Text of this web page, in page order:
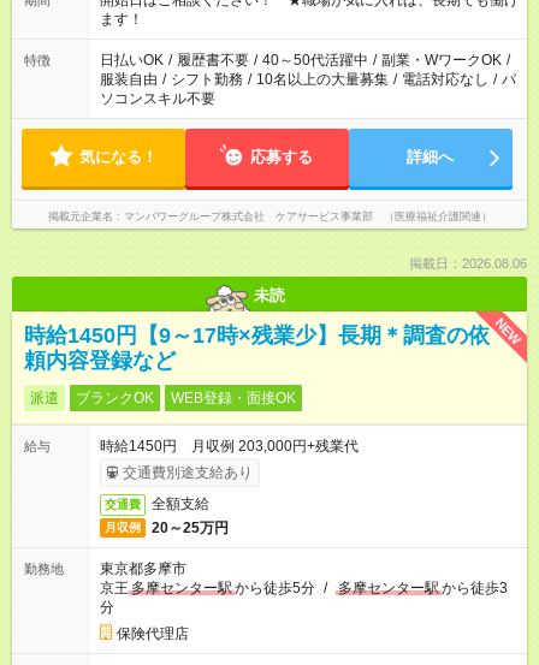
間以上勤務は社会保険への加入対象となります ※労働者派遣法
（日雇い派遣の原則禁止）により、短時間・短期間の就業はご
案内が難しい場合があります
ます！
特徴 日払いOK / 履歴書不要 / 40～50代活躍中 / 副業・WワークOK /
服装自由 / シフト勤務 / 10名以上の大量募集 / 電話対応なし / パ
ソコンスキル不要
気になる！ 応募する 詳細へ
掲載元企業名 マンパワーグループ株式会社 ケアサービス事業部 （医療福祉介護関連）
掲載日：2026.08.06
未読
NEW
時給1450円【9～17時×残業少】長期＊調査の依
頼内容登録など
派遣 ブランクOK WEB登録・面接OK
給与
時給1450円 月収例 203,000円+残業代
交通費別途支給あり
交通費 全額支給
月収例 20～25万円
勤務地
東京都多摩市
京王 多摩センター駅から徒歩5分 / 多摩センター駅から徒歩3
分
保険代理店